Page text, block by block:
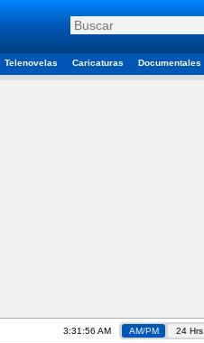
Telenovelas Caricaturas Documentales
3:31:57 AM AM/PM 24 Hrs